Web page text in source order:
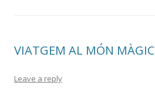
VIATGEM AL MÓN MÀGIC
Leave a reply